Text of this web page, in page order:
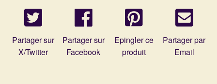
Test — Quelle Gardienne ?
La roue de l’année
Partager sur
X/Twitter
Partager sur
Facebook
Epingler ce
produit
Partager par
Email